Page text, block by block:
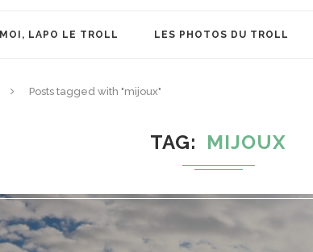
MOI, LAPO LE TROLL LES PHOTOS DU TROLL
Posts tagged with "mijoux"
TAG MIJOUX